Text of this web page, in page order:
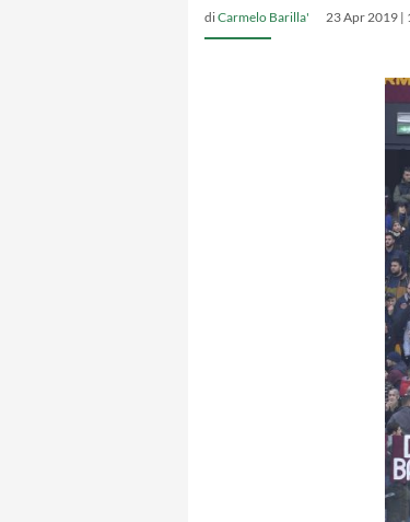
diCarmelo Barilla' 23 Apr 2019 |